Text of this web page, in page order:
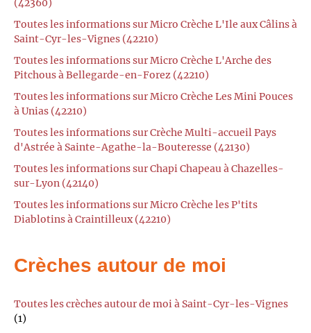
(42360)
Toutes les informations sur Micro Crèche L'Ile aux Câlins à
Saint-Cyr-les-Vignes (42210)
Toutes les informations sur Micro Crèche L'Arche des
Pitchous à Bellegarde-en-Forez (42210)
Toutes les informations sur Micro Crèche Les Mini Pouces
à Unias (42210)
Toutes les informations sur Crèche Multi-accueil Pays
d'Astrée à Sainte-Agathe-la-Bouteresse (42130)
Toutes les informations sur Chapi Chapeau à Chazelles-
sur-Lyon (42140)
Toutes les informations sur Micro Crèche les P'tits
Diablotins à Craintilleux (42210)
Crèches autour de moi
Toutes les crèches autour de moi à Saint-Cyr-les-Vignes
(1)